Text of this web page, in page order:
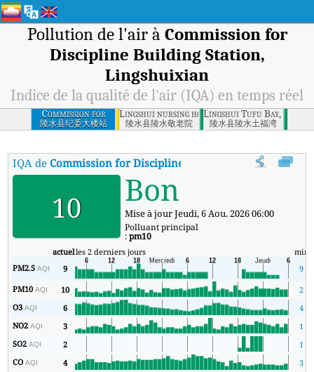
Pollution de l'air à Commission for
Discipline Building Station,
Lingshuixian
Indice de la qualité de l'air (IQA) en temps réel
Commission for
Discipline Building
Station,
陵水县纪委大楼站
Lingshui nursing home, Lingshuixian
陵水县陵水敬老院
Lingshui Tufu Bay,
陵水县陵水土福湾
IQA deCommission for Discipline Building Station,
10 Bon
Mise à jour Jeudi, 6 Aou. 2026 06:00
Polluant principal
:pm10
actuelles 2 derniers jours min
PM2.5AQI 9
9
PM10AQI 10
2
O3AQI 6
4
NO2AQI 3
1
SO2AQI 2
1
COAQI 4
3